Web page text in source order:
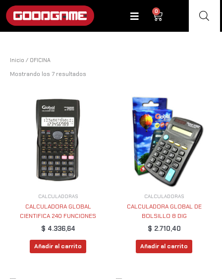
contenido
0
Cart
Inicio / OFICINA
Mostrando los 7 resultados
CALCULADORAS
CALCULADORA GLOBAL
CIENTIFICA 240 FUNCIONES
$ 4.336,64
Añadir al carrito
CALCULADORAS
CALCULADORA GLOBAL DE
BOLSILLO 8 DIG
$ 2.710,40
Añadir al carrito